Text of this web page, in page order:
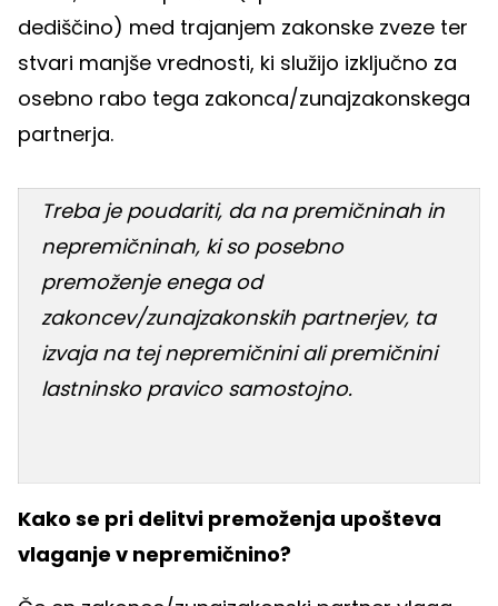
dediščino) med trajanjem zakonske zveze ter
stvari manjše vrednosti, ki služijo izključno za
osebno rabo tega zakonca/zunajzakonskega
partnerja.
Treba je poudariti, da na premičninah in
nepremičninah, ki so posebno
premoženje enega od
zakoncev/zunajzakonskih partnerjev, ta
izvaja na tej nepremičnini ali premičnini
lastninsko pravico samostojno.
Kako se pri delitvi premoženja upošteva
vlaganje v nepremičnino?